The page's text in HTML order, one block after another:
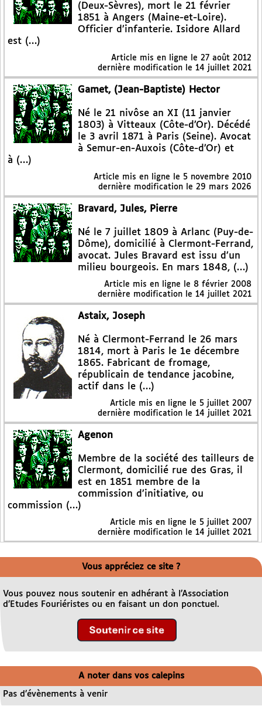
(Deux-Sèvres), mort le 21 février
1851 à Angers (Maine-et-Loire).
Officier d’infanterie. Isidore Allard
est (…)
Article mis en ligne le 27 août 2012
dernière modification le 14 juillet 2021
Gamet, (Jean-Baptiste) Hector
Né le 21 nivôse an XI (11 janvier
1803) à Vitteaux (Côte-d’Or). Décédé
le 3 avril 1871 à Paris (Seine). Avocat
à Semur-en-Auxois (Côte-d’Or) et
à (…)
Article mis en ligne le 5 novembre 2010
dernière modification le 29 mars 2026
Bravard, Jules, Pierre
Né le 7 juillet 1809 à Arlanc (Puy-de-
Dôme), domicilié à Clermont-Ferrand,
avocat. Jules Bravard est issu d’un
milieu bourgeois. En mars 1848, (…)
Article mis en ligne le 8 février 2008
dernière modification le 14 juillet 2021
Astaix, Joseph
Né à Clermont-Ferrand le 26 mars
1814, mort à Paris le 1e décembre
1865. Fabricant de fromage,
républicain de tendance jacobine,
actif dans le (…)
Article mis en ligne le 5 juillet 2007
dernière modification le 14 juillet 2021
Agenon
Membre de la société des tailleurs de
Clermont, domicilié rue des Gras, il
est en 1851 membre de la
commission d’initiative, ou
commission (…)
Article mis en ligne le 5 juillet 2007
dernière modification le 14 juillet 2021
Vous appréciez ce site ?
Vous pouvez nous soutenir en adhérant à l’Association
d’Etudes Fouriéristes ou en faisant un don ponctuel.
A noter dans vos calepins
Pas d’évènements à venir